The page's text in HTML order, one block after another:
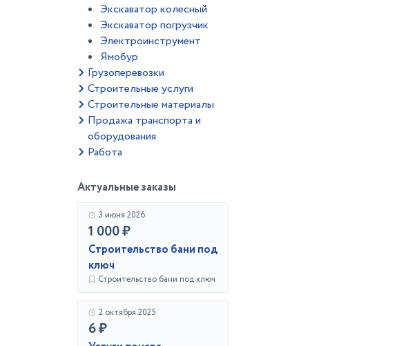
Экскаватор колесный
Экскаватор погрузчик
Электроинструмент
Ямобур
Грузоперевозки
Строительные услуги
Строительные материалы
Продажа транспорта и
оборудования
Работа
Актуальные заказы
3 июня 2026
1 000 ₽
Строительство бани под
ключ
Строительство бани под ключ
2 октября 2025
6 ₽